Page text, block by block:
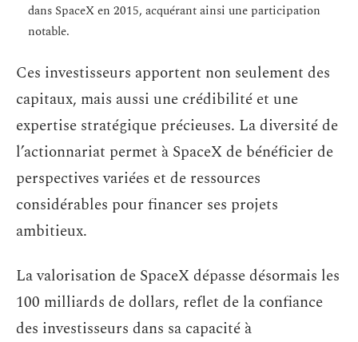
dans SpaceX en 2015, acquérant ainsi une participation
notable.
Ces investisseurs apportent non seulement des
capitaux, mais aussi une crédibilité et une
expertise stratégique précieuses. La diversité de
l’actionnariat permet à SpaceX de bénéficier de
perspectives variées et de ressources
considérables pour financer ses projets
ambitieux.
La valorisation de SpaceX dépasse désormais les
100 milliards de dollars, reflet de la confiance
des investisseurs dans sa capacité à